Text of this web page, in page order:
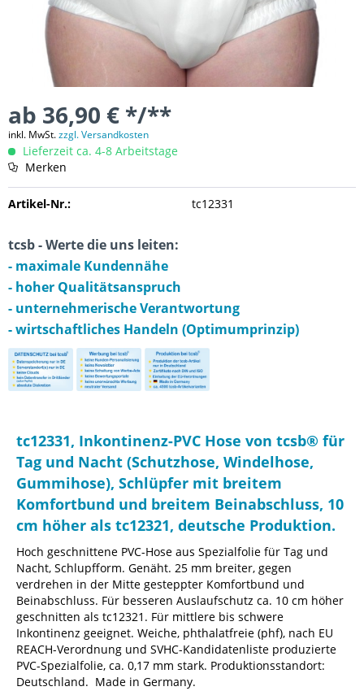
ab 36,90 € */**
inkl. MwSt.zzgl. Versandkosten
Lieferzeit ca. 4-8 Arbeitstage
Merken
Artikel-Nr.: tc12331
tcsb - Werte die uns leiten:
- maximale Kundennähe
- hoher Qualitätsanspruch
- unternehmerische Verantwortung
- wirtschaftliches Handeln (Optimumprinzip)
tc12331, Inkontinenz-PVC Hose von tcsb® für
Tag und Nacht (Schutzhose, Windelhose,
Gummihose), Schlüpfer mit breitem
Komfortbund und breitem Beinabschluss, 10
cm höher als tc12321, deutsche Produktion.
Hoch geschnittene PVC-Hose aus Spezialfolie für Tag und
Nacht, Schlupfform. Genäht. 25 mm breiter, gegen
verdrehen in der Mitte gesteppter Komfortbund und
Beinabschluss. Für besseren Auslaufschutz ca. 10 cm höher
geschnitten als tc12321. Für mittlere bis schwere
Inkontinenz geeignet. Weiche, phthalatfreie (phf), nach EU
REACH-Verordnung und SVHC-Kandidatenliste produzierte
PVC-Spezialfolie, ca. 0,17 mm stark. Produktionsstandort:
Deutschland. Made in Germany.